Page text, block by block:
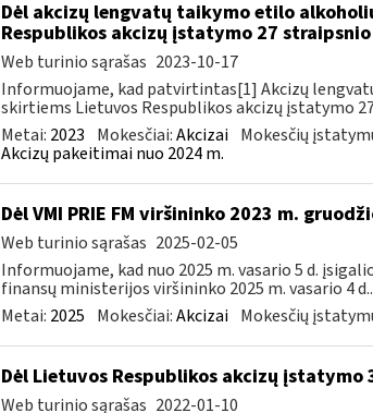
Dėl akcizų lengvatų taikymo etilo
Respublikos akcizų įstatymo 27
Web turinio sąrašas 2023-10-17
Informuojame, kad patvirtintas[1] Akcizų
skirtiems Lietuvos Respublikos akcizų įstatymo
Metai: 2023 Mokesčiai:Akcizai Mokesčių
Akcizų pakeitimai nuo 2024 m.
Dėl VMI PRIE FM viršininko 2023 m.
Web turinio sąrašas 2025-02-05
Informuojame, kad nuo 2025 m. vasario 5 d.
finansų ministerijos viršininko 2025 m. vasario 4
Metai: 2025 Mokesčiai:Akcizai Mokesčių
Dėl Lietuvos Respublikos akcizų
Web turinio sąrašas 2022-01-10